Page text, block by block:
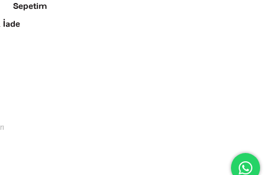
Sepetim
İade